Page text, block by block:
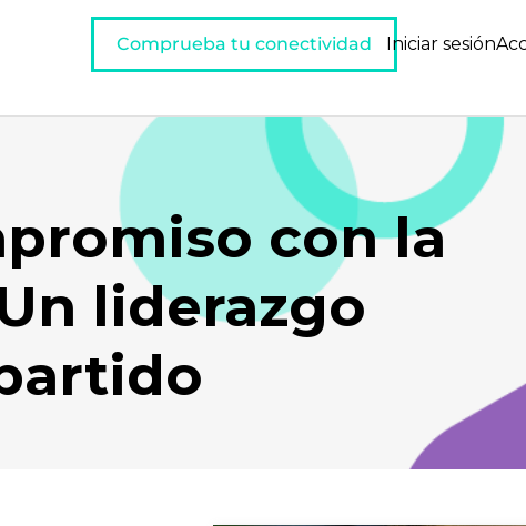
Comprueba tu conectividad Iniciar sesión
con la
liderazgo